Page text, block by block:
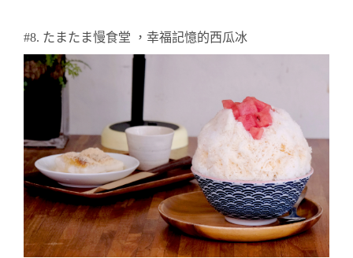
#8. たまたま慢食堂 ， 幸福記憶的西瓜冰